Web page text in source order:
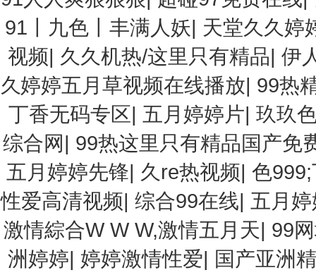
91丨九色丨丰满人妖| 天堂久久婷
视频| 久久机热/这里只有精品| 伊
久婷婷五月草视频在线播放| 99热
丁香无码专区| 五月婷婷片| 玖玖
综合网| 99热这里只有精品国产免
五月婷婷先锋| 久re热视频|色
性爱高清视频|综合99在线| 五月
激情綜合W W W,激情五月天| 99
洲婷婷| 婷婷激情性爱| 国产亚洲